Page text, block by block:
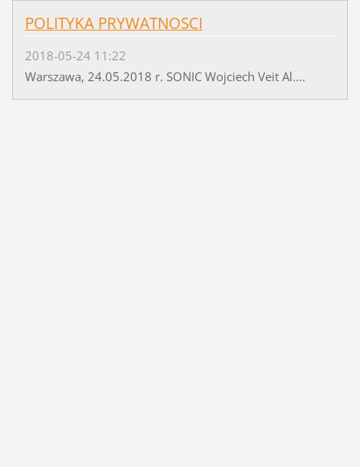
POLITYKA PRYWATNOSCI
2018-05-24 11:22
Warszawa, 24.05.2018 r. SONIC Wojciech Veit Al....